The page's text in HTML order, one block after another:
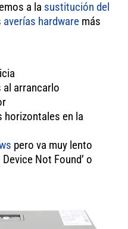
a la sustitución del
averías hardware más
al arrancarlo
horizontales en la
pero va muy lento
Not Found’ o